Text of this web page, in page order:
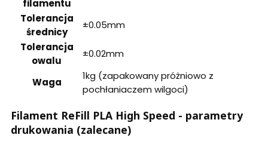
filamentu
Tolerancja
średnicy
±0.05mm
Tolerancja
owalu
±0.02mm
Waga
1kg (zapakowany próżniowo z
pochłaniaczem wilgoci)
Filament ReFill PLA High Speed - parametry
drukowania (zalecane)